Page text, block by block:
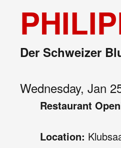
Der Schweizer
Wednesday, Jan
Restaurant
Location: